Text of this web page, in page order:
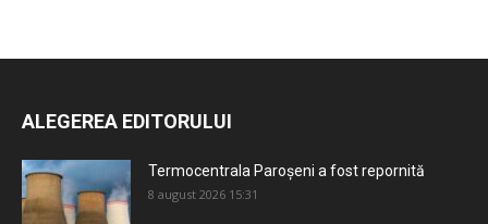
ALEGEREA EDITORULUI
Termocentrala Paroșeni a fost repornită
8 august 2026 15:31